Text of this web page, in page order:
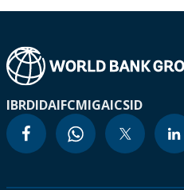
IBRDIDAIFCMIGAICSID